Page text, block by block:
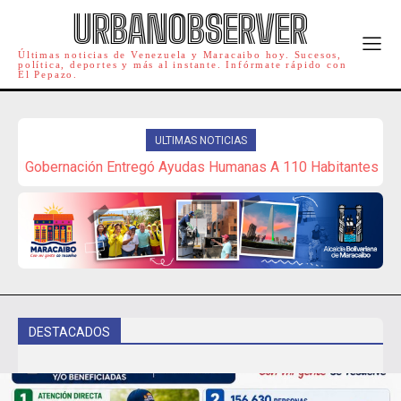
URBANOBSERVER
Últimas noticias de Venezuela y Maracaibo hoy. Sucesos,
política, deportes y más al instante. Infórmate rápido con
El Pepazo.
ULTIMAS NOTICIAS
Gobernación Entregó Ayudas Humanas A 110 Habitantes
DESTACADOS